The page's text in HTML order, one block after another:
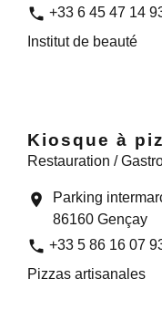
phone +33 6 45 47 14
Institut de beauté
Kiosque à
Restauration /
location_on
Parking
86160 Gençay
phone +33 5 86 16 07
Pizzas artisanales